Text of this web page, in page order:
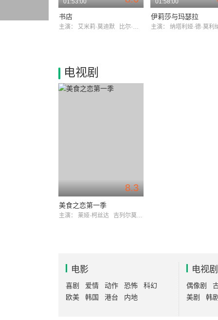
01:53:00
书店
主演： 艾米莉·莫迪默 比尔·奈伊
01:58:00
伊莉莎与玛瑟拉
主演： 纳塔利娅·德·莫
电视剧
8.3
美食之恋第一季
主演： 莱娅·柯丝达 吉列尔莫·普宁
电影
喜剧 爱情 动作 恐怖
科幻
欧美
韩国 港台 内地
电视剧
偶像剧
美剧
韩